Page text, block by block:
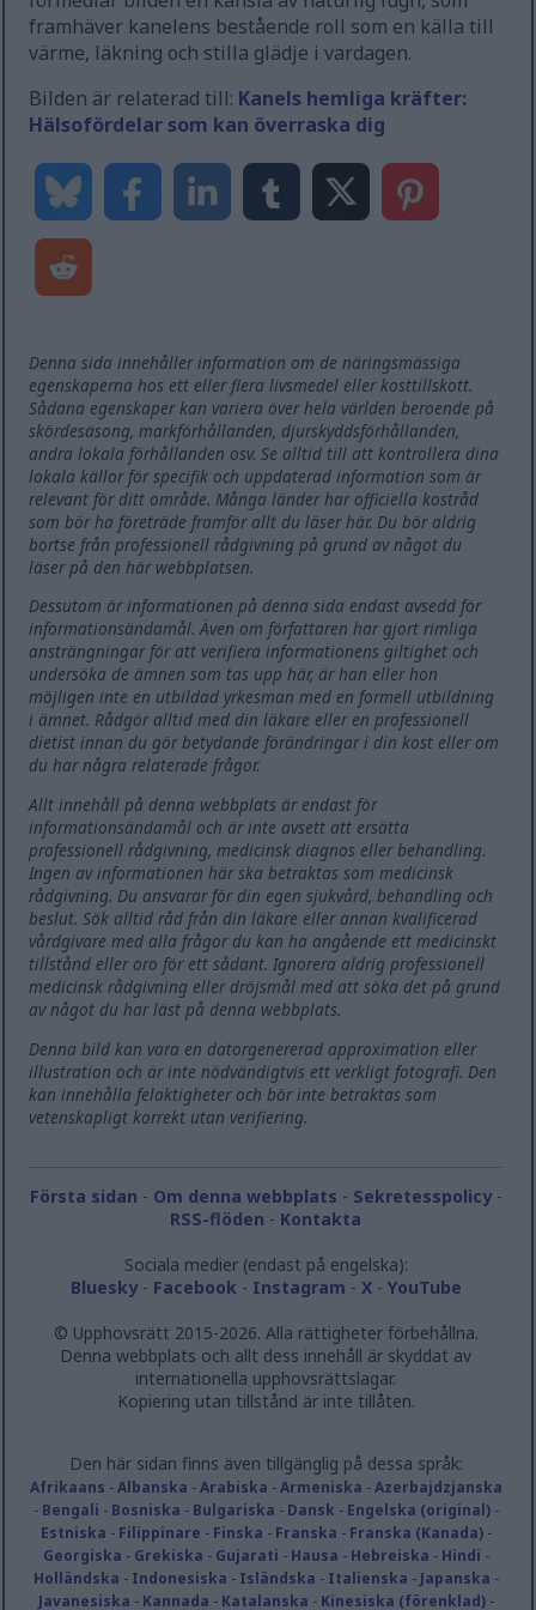
framhäver kanelens bestående roll som en källa till
värme, läkning och stilla glädje i vardagen.
Bilden är relaterad till: Kanels hemliga kräfter:
Hälsofördelar som kan överraska dig
Denna sida innehåller information om de näringsmässiga
egenskaperna hos ett eller flera livsmedel eller kosttillskott.
Sådana egenskaper kan variera över hela världen beroende på
skördesäsong, markförhållanden, djurskyddsförhållanden,
andra lokala förhållanden osv. Se alltid till att kontrollera dina
lokala källor för specifik och uppdaterad information som är
relevant för ditt område. Många länder har officiella kostråd
som bör ha företräde framför allt du läser här. Du bör aldrig
bortse från professionell rådgivning på grund av något du
läser på den här webbplatsen.
Dessutom är informationen på denna sida endast avsedd för
informationsändamål. Även om författaren har gjort rimliga
ansträngningar för att verifiera informationens giltighet och
undersöka de ämnen som tas upp här, är han eller hon
möjligen inte en utbildad yrkesman med en formell utbildning
i ämnet. Rådgör alltid med din läkare eller en professionell
dietist innan du gör betydande förändringar i din kost eller om
du har några relaterade frågor.
Allt innehåll på denna webbplats är endast för
informationsändamål och är inte avsett att ersätta
professionell rådgivning, medicinsk diagnos eller behandling.
Ingen av informationen här ska betraktas som medicinsk
rådgivning. Du ansvarar för din egen sjukvård, behandling och
beslut. Sök alltid råd från din läkare eller annan kvalificerad
vårdgivare med alla frågor du kan ha angående ett medicinskt
tillstånd eller oro för ett sådant. Ignorera aldrig professionell
medicinsk rådgivning eller dröjsmål med att söka det på grund
av något du har läst på denna webbplats.
Denna bild kan vara en datorgenererad approximation eller
illustration och är inte nödvändigtvis ett verkligt fotografi. Den
kan innehålla felaktigheter och bör inte betraktas som
vetenskapligt korrekt utan verifiering.
Första sidan - Om denna webbplats - Sekretesspolicy-
RSS-flöden - Kontakta
Sociala medier (endast på engelska):
Bluesky- Facebook - Instagram - X- YouTube
© Upphovsrätt 2015-2026. Alla rättigheter förbehållna.
Denna webbplats och allt dess innehåll är skyddat av
internationella upphovsrättslagar.
Kopiering utan tillstånd är inte tillåten.
Den här sidan finns även tillgänglig på dessa språk:
Afrikaans -Albanska -Arabiska -Armeniska -Azerbajdzjanska
- Bengali - Bosniska - Bulgariska - Dansk - Engelska (original)-
Estniska - Filippinare - Finska - Franska - Franska (Kanada)-
Georgiska - Grekiska - Gujarati - Hausa - Hebreiska - Hindi -
Holländska - Indonesiska - Isländska - Italienska - Japanska -
Javanesiska - Kannada - Katalanska - Kinesiska (förenklad)-